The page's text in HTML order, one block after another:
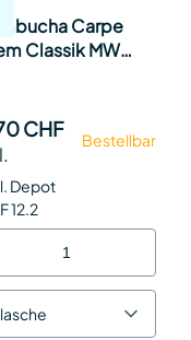
Carpe
Classik MW
Bestellbar
CHF
Depot
12.2